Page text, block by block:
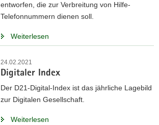
entworfen, die zur Verbreitung von Hilfe-
Telefonnummern dienen soll.
Weiterlesen
24.02.2021
Digitaler Index
Der D21-Digital-Index ist das jährliche Lagebild
zur Digitalen Gesellschaft.
Weiterlesen